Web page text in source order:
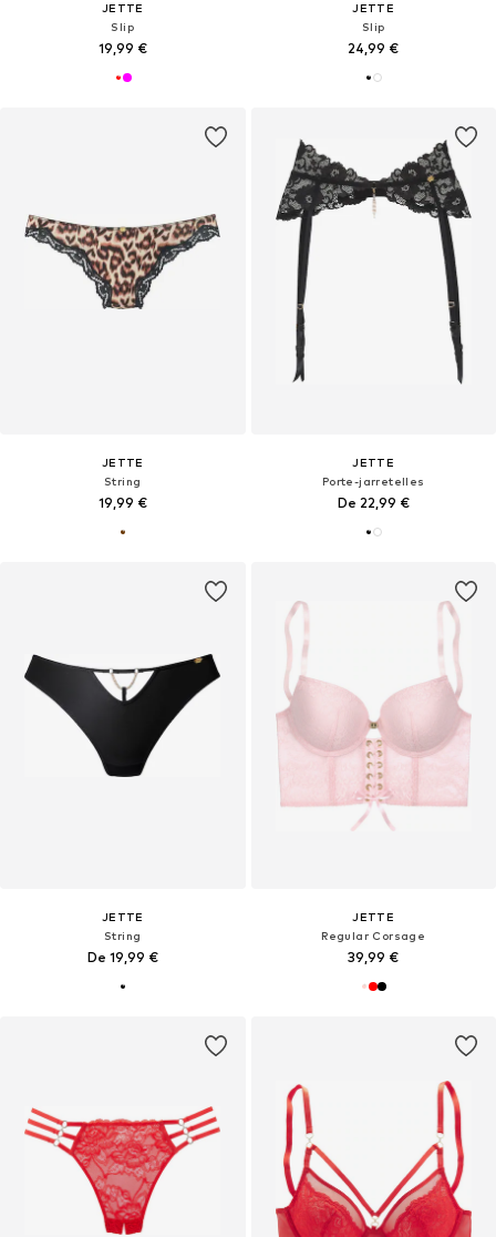
JETTE
Slip
19,99 €
JETTE
Slip
24,99 €
JETTE
String
19,99 €
JETTE
Porte-jarretelles
De 22,99 €
JETTE
String
De 19,99 €
JETTE
Regular Corsage
39,99 €